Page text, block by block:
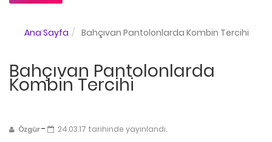
Ana Sayfa Bahçıvan Pantolonlarda Kombin Tercihi
Bahçıvan Pantolonlarda
Kombin Tercihi
Özgür- 24.03.17 tarihinde yayınlandı.